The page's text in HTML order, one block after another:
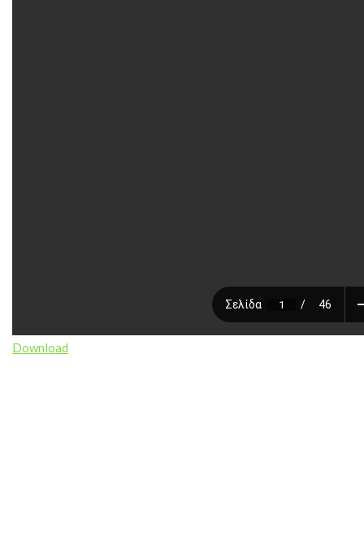
Download